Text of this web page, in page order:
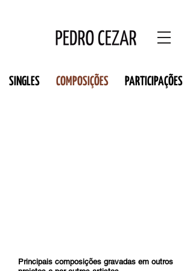
SINGLES COMPOSIÇÕES PARTICIPAÇÕES
Principais composições gravadas em outros